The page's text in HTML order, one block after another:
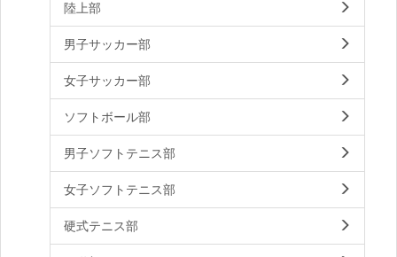
陸上部
男子サッカー部
女子サッカー部
ソフトボール部
男子ソフトテニス部
女子ソフトテニス部
硬式テニス部